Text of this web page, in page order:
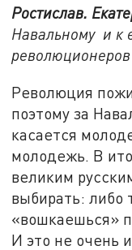
Ростислав.
Навальному и к
Революция
поэтому за
касается
молодежь. В
великим
выбирать: либо
«вошкаешься»
И это не очень